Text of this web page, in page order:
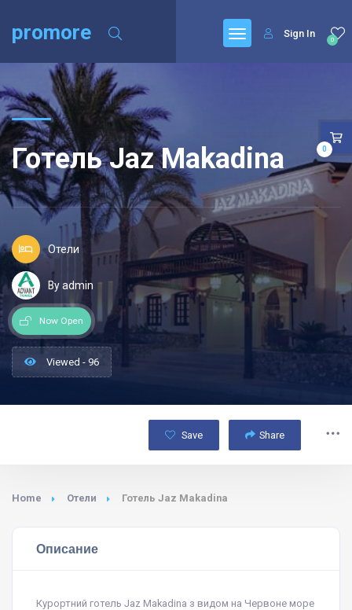
promore 0
Sign In
Готель Jaz Makadina
Отели
By admin
Now Open
Viewed - 96
Save Share
Home Отели Готель Jaz Makadina
Описание
Курортний готель Jaz Makadina з видом на Червоне море
0